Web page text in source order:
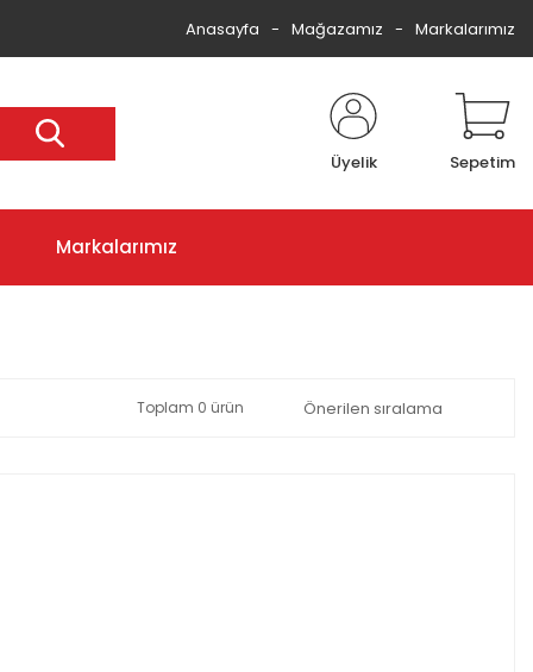
Anasayfa Mağazamız Markalarımız
Üyelik Sepetim
Markalarımız
Toplam 0 ürün